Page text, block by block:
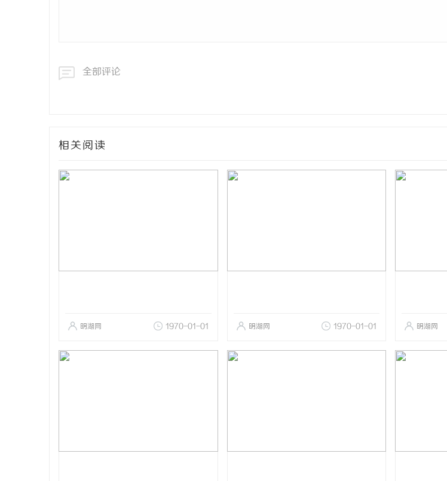
全部评论
相关阅读
明湖网 1970-01-01 明湖网 1970-01-01 明湖网